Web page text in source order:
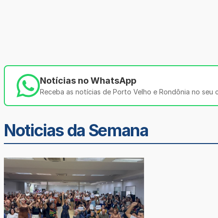
Notícias no WhatsApp
Receba as notícias de Porto Velho e Rondônia no seu
Noticias da Semana